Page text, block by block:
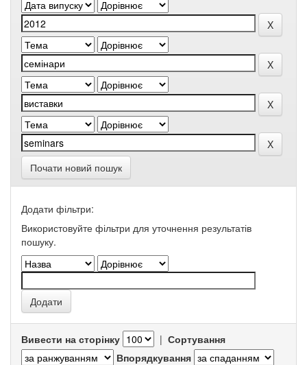
Почати новий пошук
Додати фільтри:
Використовуйте фільтри для уточнення результатів
пошуку.
Вивести на сторінку | Сортування
Впорядкування